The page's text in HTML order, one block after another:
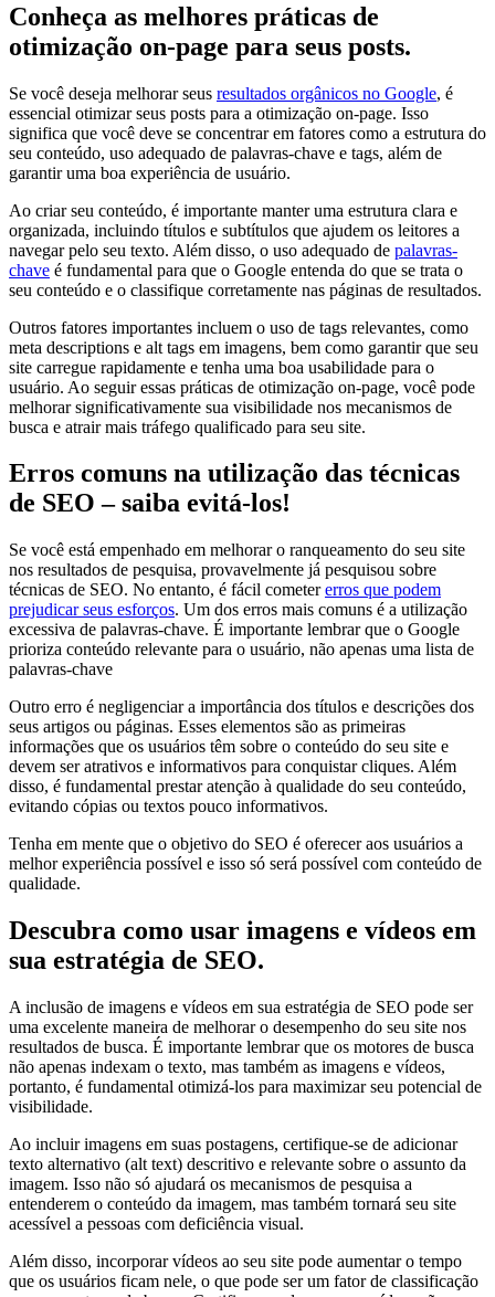
Conheça as melhores práticas de
otimização on-page para seus posts.
Se você deseja melhorar seus resultados orgânicos no Google, é
essencial otimizar seus posts para a otimização on-page. Isso
significa que você deve se concentrar em fatores como a estrutura do
seu conteúdo, uso adequado de palavras-chave e tags, além de
garantir uma boa experiência de usuário.
Ao criar seu conteúdo, é importante manter uma estrutura clara e
organizada, incluindo títulos e subtítulos que ajudem os leitores a
navegar pelo seu texto. Além disso, o uso adequado de palavras-
chave é fundamental para que o Google entenda do que se trata o
seu conteúdo e o classifique corretamente nas páginas de resultados.
Outros fatores importantes incluem o uso de tags relevantes, como
meta descriptions e alt tags em imagens, bem como garantir que seu
site carregue rapidamente e tenha uma boa usabilidade para o
usuário. Ao seguir essas práticas de otimização on-page, você pode
melhorar significativamente sua visibilidade nos mecanismos de
busca e atrair mais tráfego qualificado para seu site.
Erros comuns na utilização das técnicas
de SEO – saiba evitá-los!
Se você está empenhado em melhorar o ranqueamento do seu site
nos resultados de pesquisa, provavelmente já pesquisou sobre
técnicas de SEO. No entanto, é fácil cometererros que podem
prejudicar seus esforços. Um dos erros mais comuns é a utilização
excessiva de palavras-chave. É importante lembrar que o Google
prioriza conteúdo relevante para o usuário, não apenas uma lista de
palavras-chave
Outro erro é negligenciar a importância dos títulos e descrições dos
seus artigos ou páginas. Esses elementos são as primeiras
informações que os usuários têm sobre o conteúdo do seu site e
devem ser atrativos e informativos para conquistar cliques. Além
disso, é fundamental prestar atenção à qualidade do seu conteúdo,
evitando cópias ou textos pouco informativos.
Tenha em mente que o objetivo do SEO é oferecer aos usuários a
melhor experiência possível e isso só será possível com conteúdo de
qualidade.
Descubra como usar imagens e vídeos em
sua estratégia de SEO.
A inclusão de imagens e vídeos em sua estratégia de SEO pode ser
uma excelente maneira de melhorar o desempenho do seu site nos
resultados de busca. É importante lembrar que os motores de busca
não apenas indexam o texto, mas também as imagens e vídeos,
portanto, é fundamental otimizá-los para maximizar seu potencial de
visibilidade.
Ao incluir imagens em suas postagens, certifique-se de adicionar
texto alternativo (alt text) descritivo e relevante sobre o assunto da
imagem. Isso não só ajudará os mecanismos de pesquisa a
entenderem o conteúdo da imagem, mas também tornará seu site
acessível a pessoas com deficiência visual.
Além disso, incorporar vídeos ao seu site pode aumentar o tempo
que os usuários ficam nele, o que pode ser um fator de classificação